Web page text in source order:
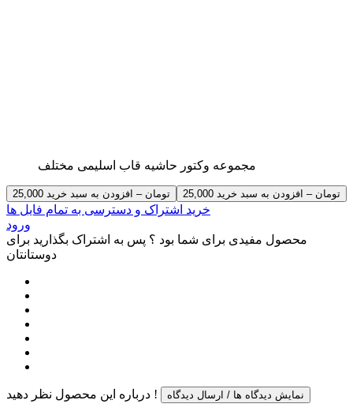
مجموعه وکتور حاشیه قاب اسلیمی مختلف
25,000 تومان – افزودن به سبد خرید
خرید اشتراک و دسترسی به تمام فایل ها
ورود
محصول مفیدی برای شما بود ؟ پس به اشتراک بگذارید برای
دوستانتان
درباره این محصول نظر دهید ! نمایش دیدگاه ها / ارسال دیدگاه